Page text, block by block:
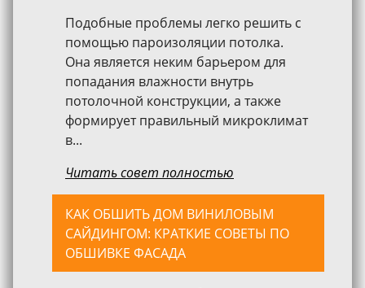
Подобные проблемы легко решить с
помощью пароизоляции потолка.
Она является неким барьером для
попадания влажности внутрь
потолочной конструкции, а также
формирует правильный микроклимат
в...
Читать совет полностью
КАК ОБШИТЬ ДОМ ВИНИЛОВЫМ
САЙДИНГОМ: КРАТКИЕ СОВЕТЫ ПО
ОБШИВКЕ ФАСАДА